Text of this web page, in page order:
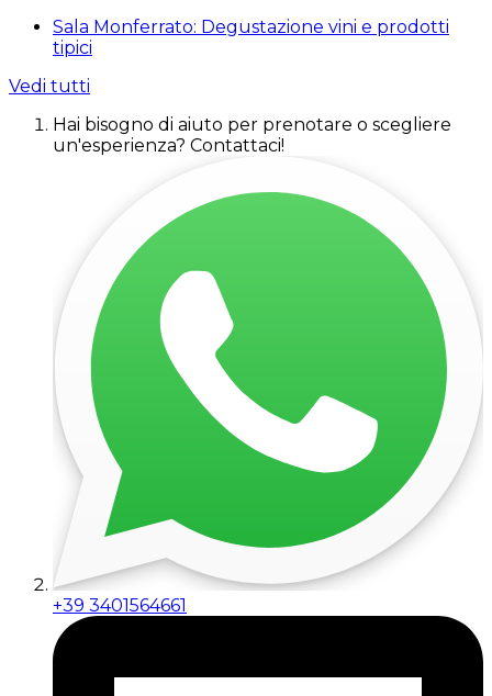
Sala Monferrato: Degustazione vini e prodotti
tipici
Vedi tutti
Hai bisogno di aiuto per prenotare o scegliere
un'esperienza? Contattaci!
+39 3401564661